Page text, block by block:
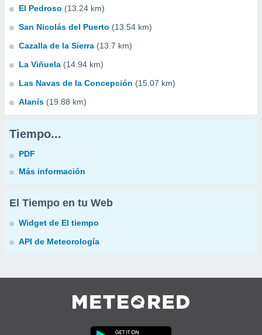
El Pedroso (13.24 km)
San Nicolás del Puerto (13.54 km)
Cazalla de la Sierra (13.7 km)
La Viñuela (14.94 km)
Las Navas de la Concepción (15.07 km)
Alanís (19.88 km)
Tiempo...
PDF
Más información
El Tiempo en tu Web
Widget de El tiempo
API de Meteorología